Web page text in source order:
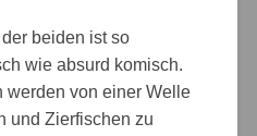
beiden ist so
wie absurd komisch.
werden von einer Welle
und Zierfischen zu